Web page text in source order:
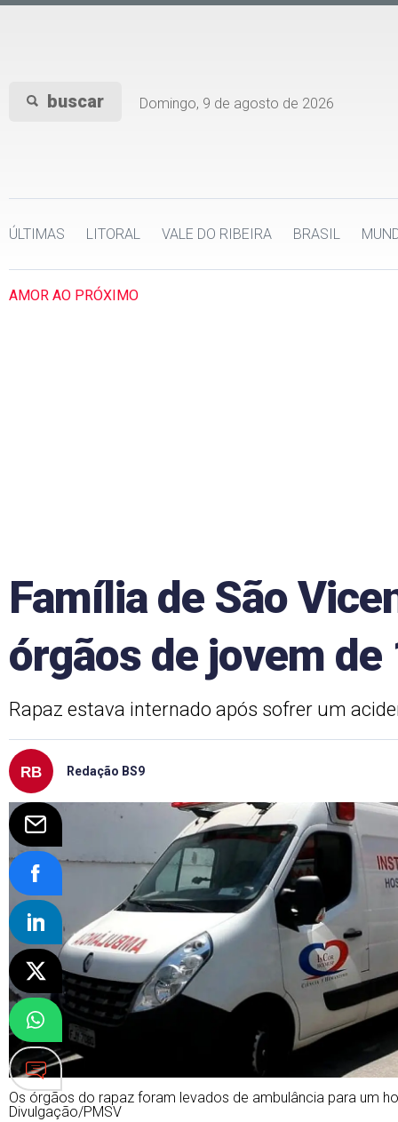
buscar Domingo, 9 de agosto de 2026
ÚLTIMAS LITORAL VALE DO RIBEIRA BRASIL
AMOR AO PRÓXIMO
Família de São
órgãos de jovem de
Rapaz estava internado após sofrer um
Redação BS9
Os órgãos do rapaz foram levados de ambulância para um
Divulgação/PMSV